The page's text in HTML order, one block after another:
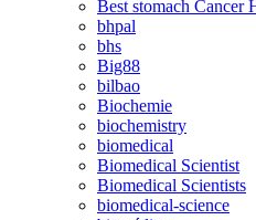
Best stomach Cancer
bhpal
bhs
Big88
bilbao
Biochemie
biochemistry
biomedical
Biomedical Scientist
Biomedical Scientists
biomedical-science